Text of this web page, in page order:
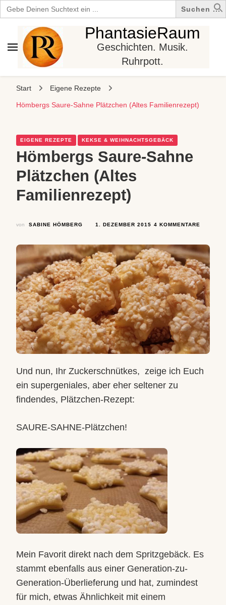
Search
for:
PhantasieRaum
Geschichten. Musik.
Ruhrpott.
Start Eigene Rezepte
Hömbergs Saure-Sahne Plätzchen (Altes Familienrezept)
EIGENE REZEPTE KEKSE & WEIHNACHTSGEBÄCK
Hömbergs Saure-Sahne
Plätzchen (Altes
Familienrezept)
von SABINE HÖMBERG 1. DEZEMBER 2015 4 KOMMENTARE
SAHNE
(ALTES
Und nun, Ihr Zuckerschnütkes, zeige ich Euch
ein supergeniales, aber eher seltener zu
findendes, Plätzchen-Rezept:
SAURE-SAHNE-Plätzchen!
Mein Favorit direkt nach dem Spritzgebäck. Es
stammt ebenfalls aus einer Generation-zu-
Generation-Überlieferung und hat, zumindest
für mich, etwas Ähnlichkeit mit einem